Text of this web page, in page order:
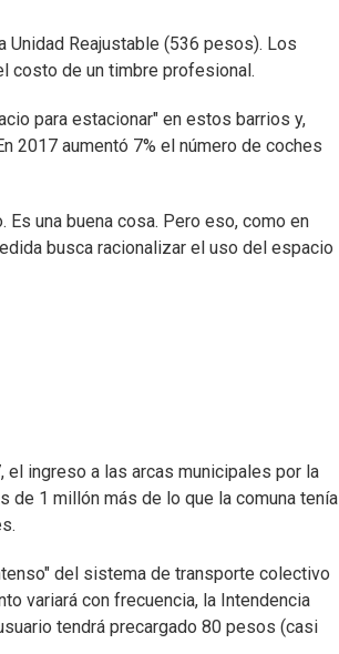
Unidad Reajustable (536 pesos). Los
costo de un timbre profesional.
para estacionar" en estos barrios y,
2017 aumentó 7% el número de coches
una buena cosa. Pero eso, como en
busca racionalizar el uso del espacio
ingreso a las arcas municipales por la
1 millón más de lo que la comuna tenía
del sistema de transporte colectivo
variará con frecuencia, la Intendencia
tendrá precargado 80 pesos (casi